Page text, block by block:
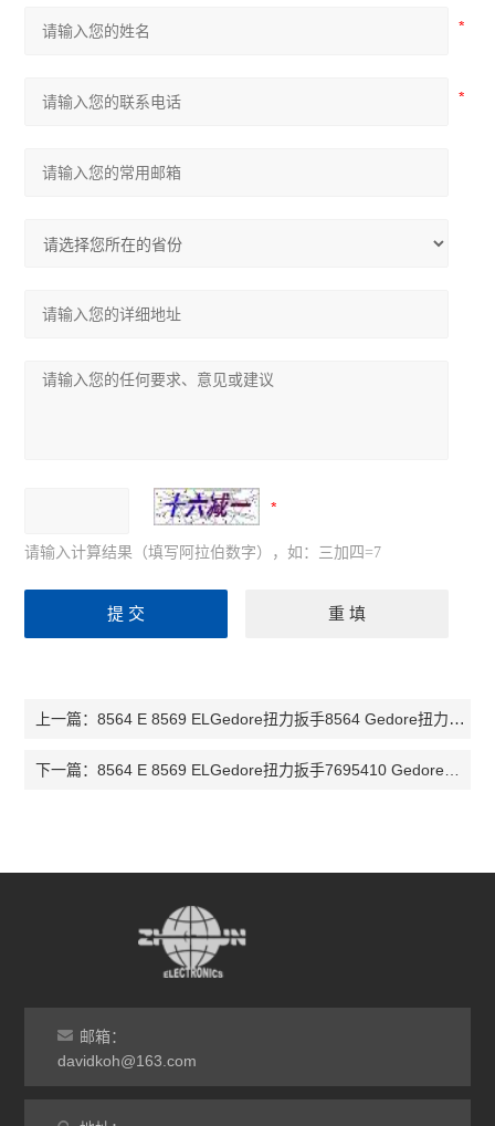
请输入计算结果（填写阿拉伯数字），如：三加四=7
上一篇：8564 E 8569 ELGedore扭力扳手8564 Gedore扭力扳手8569 Gedore扭力扳手7695250
下一篇：8564 E 8569 ELGedore扭力扳手7695410 Gedore扭力扳手7695840 Gedore扭力扳手769
邮箱：
davidkoh@163.com